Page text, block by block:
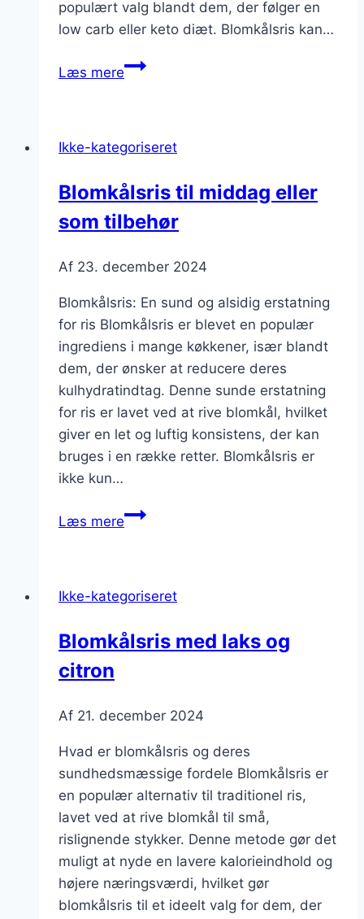
populært valg blandt dem, der følger en
low carb eller keto diæt. Blomkålsris kan…
Læs mereBlomkålsris
middag
Ikke-kategoriseret
Blomkålsris til middag eller
som tilbehør
Af 23. december 2024
Blomkålsris: En sund og alsidig erstatning
for ris Blomkålsris er blevet en populær
ingrediens i mange køkkener, især blandt
dem, der ønsker at reducere deres
kulhydratindtag. Denne sunde erstatning
for ris er lavet ved at rive blomkål, hvilket
giver en let og luftig konsistens, der kan
bruges i en række retter. Blomkålsris er
ikke kun…
Læs mereBlomkålsris
som
Ikke-kategoriseret
Blomkålsris med laks og
citron
Af 21. december 2024
Hvad er blomkålsris og deres
sundhedsmæssige fordele Blomkålsris er
en populær alternativ til traditionel ris,
lavet ved at rive blomkål til små,
rislignende stykker. Denne metode gør det
muligt at nyde en lavere kalorieindhold og
højere næringsværdi, hvilket gør
blomkålsris til et ideelt valg for dem, der